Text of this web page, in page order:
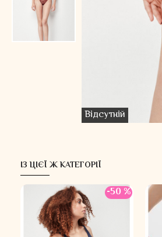
Відсутній
ІЗ ЦІЄЇ Ж КАТЕГОРІЇ
-50 %